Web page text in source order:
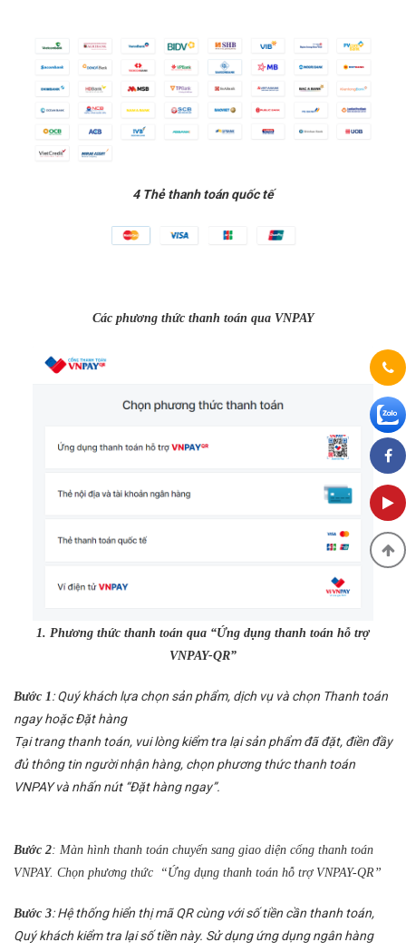
4 Thẻ thanh toán quốc tế
Các phương thức thanh toán qua VNPAY
1. Phương thức thanh toán qua “Ứng dụng thanh toán hỗ trợ
VNPAY-QR”
Bước 1: Quý khách lựa chọn sản phẩm, dịch vụ và chọn Thanh toán
ngay hoặc Đặt hàng
Tại trang thanh toán, vui lòng kiểm tra lại sản phẩm đã đặt, điền đầy
đủ thông tin người nhận hàng, chọn phương thức thanh toán
VNPAY và nhấn nút “Đặt hàng ngay”.
Bước 2: Màn hình thanh toán chuyển sang giao diện cổng thanh toán
VNPAY. Chọn phương thức “Ứng dụng thanh toán hỗ trợ VNPAY-QR”
Bước 3: Hệ thống hiển thị mã QR cùng với số tiền cần thanh toán,
Quý khách kiểm tra lại số tiền này. Sử dụng ứng dụng ngân hàng